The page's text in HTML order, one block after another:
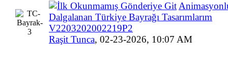
Dalgalanan Türkiye Bayrağı Tasarımlarım
V2203202002219P2
Raşit Tunca, 02-23-2026, 10:07 AM